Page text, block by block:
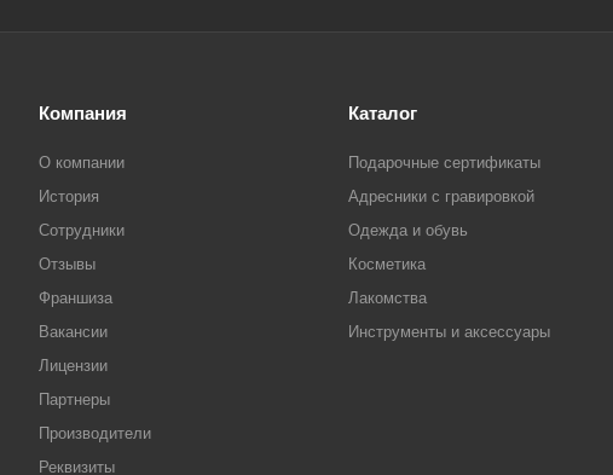
Компания
О компании
История
Сотрудники
Отзывы
Франшиза
Вакансии
Лицензии
Партнеры
Производители
Реквизиты
Каталог
Подарочные сертификаты
Адресники с гравировкой
Одежда и обувь
Косметика
Лакомства
Инструменты и аксессуары